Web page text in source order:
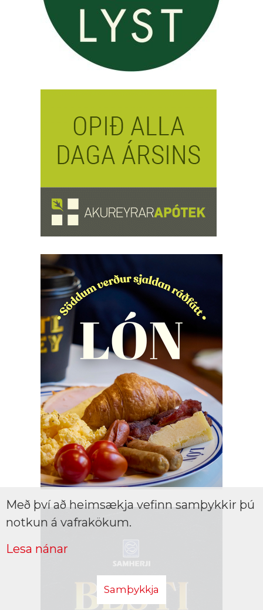
Með því að heimsækja vefinn samþykkir þú
notkun á vafrakökum.
Lesa nánar
Samþykkja